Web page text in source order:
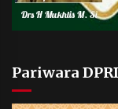
Pariwara